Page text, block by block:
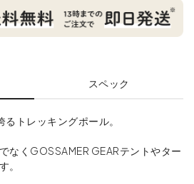
スペック
トレッキングポール。
なくGOSSAMER GEARテントやター
。